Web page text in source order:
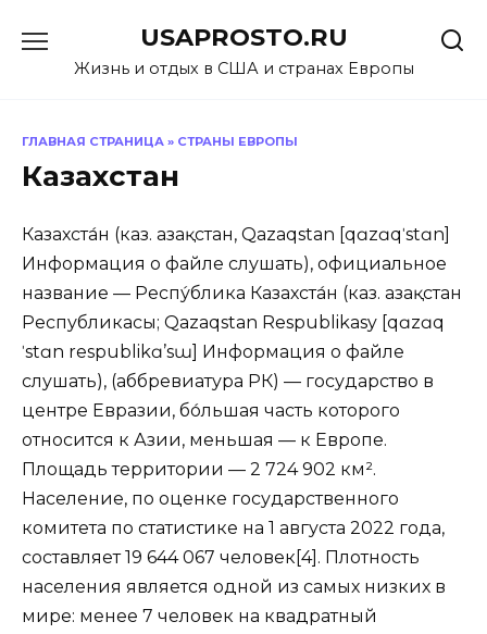
содержанию
USAPROSTO.RU
Жизнь и отдых в США и странах Европы
ГЛАВНАЯ СТРАНИЦА » СТРАНЫ ЕВРОПЫ
Казахстан
Казахста́н (каз. Қазақстан, Qazaqstan [qɑzɑqˈstɑn]
Информация о файле слушать), официальное
название — Респу́блика Казахста́н (каз. Қазақстан
Республикасы; Qazaqstan Respublikasy [qɑzɑq
ˈstɑn respublikɑ’sɯ] Информация о файле
слушать), (аббревиатура РК) — государство в
центре Евразии, бо́льшая часть которого
относится к Азии, меньшая — к Европе.
Площадь территории — 2 724 902 км².
Население, по оценке государственного
комитета по статистике на 1 августа 2022 года,
составляет 19 644 067 человек[4]. Плотность
населения является одной из самых низких в
мире: менее 7 человек на квадратный